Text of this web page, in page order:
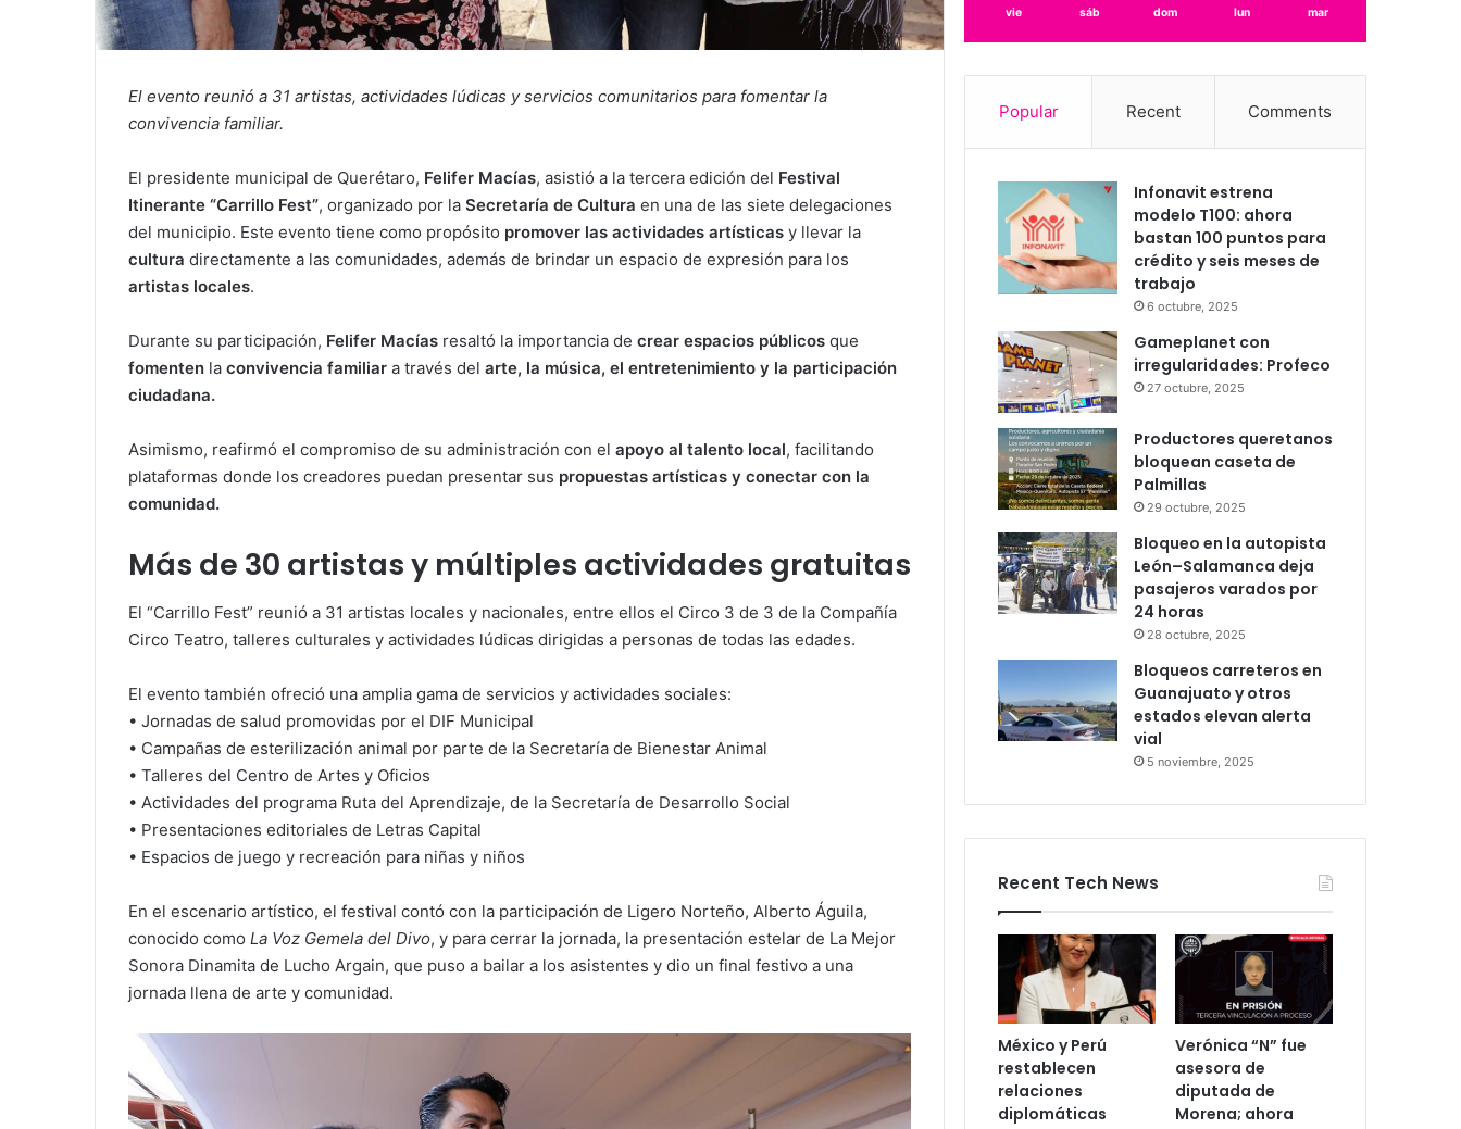
El evento reunió a 31 artistas, actividades lúdicas y servicios comunitarios para fomentar la
convivencia familiar.
El presidente municipal de Querétaro, Felifer Macías, asistió a la tercera edición del Festival
Itinerante “Carrillo Fest”, organizado por la Secretaría de Cultura en una de las siete delegaciones
del municipio. Este evento tiene como propósito promover las actividades artísticas y llevar la
cultura directamente a las comunidades, además de brindar un espacio de expresión para los
artistas locales.
Durante su participación, Felifer Macías resaltó la importancia de crear espacios públicos que
fomenten la convivencia familiar a través del arte, la música, el entretenimiento y la participación
ciudadana.
Asimismo, reafirmó el compromiso de su administración con el apoyo al talento local, facilitando
plataformas donde los creadores puedan presentar sus propuestas artísticas y conectar con la
comunidad.
Más de 30 artistas y múltiples actividades gratuitas
El “Carrillo Fest” reunió a 31 artistas locales y nacionales, entre ellos el Circo 3 de 3 de la Compañía
Circo Teatro, talleres culturales y actividades lúdicas dirigidas a personas de todas las edades.
El evento también ofreció una amplia gama de servicios y actividades sociales:
• Jornadas de salud promovidas por el DIF Municipal
• Campañas de esterilización animal por parte de la Secretaría de Bienestar Animal
• Talleres del Centro de Artes y Oficios
• Actividades del programa Ruta del Aprendizaje, de la Secretaría de Desarrollo Social
• Presentaciones editoriales de Letras Capital
• Espacios de juego y recreación para niñas y niños
En el escenario artístico, el festival contó con la participación de Ligero Norteño, Alberto Águila,
conocido como La Voz Gemela del Divo, y para cerrar la jornada, la presentación estelar de La Mejor
Sonora Dinamita de Lucho Argain, que puso a bailar a los asistentes y dio un final festivo a una
jornada llena de arte y comunidad.
vie dom mar
Popular Recent Comments
Infonavit estrena
modelo T100: ahora
crédito y seis meses de
trabajo
6 octubre, 2025
Gameplanet con
irregularidades: Profeco
27 octubre, 2025
Productores queretanos
bloquean caseta de
Palmillas
29 octubre, 2025
Bloqueo en la autopista
pasajeros varados por
24 horas
28 octubre, 2025
Bloqueos carreteros en
estados elevan alerta
Recent Tech News